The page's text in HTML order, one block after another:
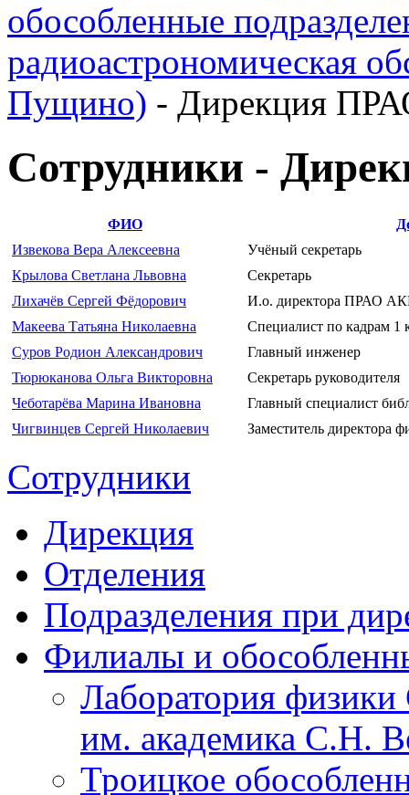
обособленные
радиоастрономическая
Пущино) - Дирекция
Сотрудники -
ФИО
Извекова Вера Алексеевна
Учёный секретарь
Крылова Светлана Львовна
Секретарь
Лихачёв Сергей Фёдорович
И.о. директора ПРАО
Макеева Татьяна Николаевна
Специалист по кадрам 1
Суров Родион Александрович
Главный инженер
Тюрюканова Ольга Викторовна
Секретарь руководителя
Чеботарёва Марина Ивановна
Главный специалист
Чигвинцев Сергей Николаевич
Заместитель директора
Сотрудники
Дирекция
Отделения
Подразделения при
Филиалы и
Лаборатория
им. академика С.Н.
Троицкое